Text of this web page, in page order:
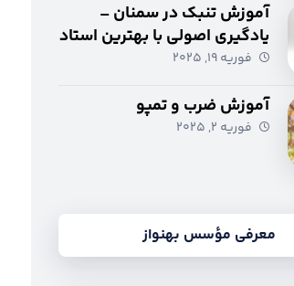
آموزش تنبک در سمنان –
یادگیری اصولی با بهترین استاد
فوریه ۱۹, ۲۰۲۵
آموزش ضرب و تمپو
فوریه ۲, ۲۰۲۵
معرفی مؤسس بهنواز